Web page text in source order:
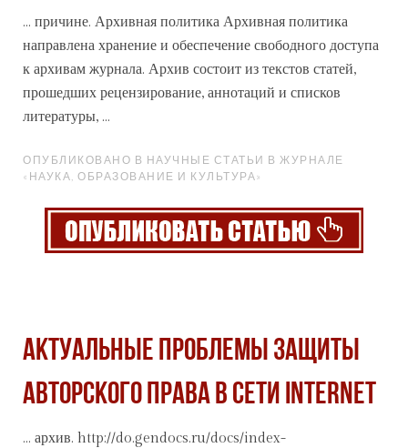
... причине. Архивная политика Архивная политика
направлена хранение и обеспечение свободного доступа
к архивам журнала. Архив состоит из текстов статей,
прошедших рецензирование, аннотаций и списков
литературы, ...
ОПУБЛИКОВАНО В НАУЧНЫЕ СТАТЬИ В ЖУРНАЛЕ
«НАУКА, ОБРАЗОВАНИЕ И КУЛЬТУРА»
Актуальные проблемы защиты
авторского права в сети internet
... архив. http://do.gendocs.ru/docs/index-